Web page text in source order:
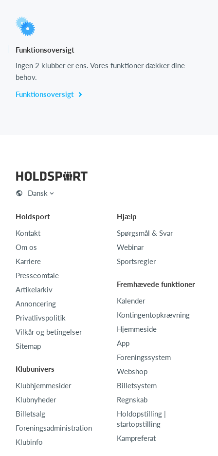
Funktionsoversigt
Ingen 2 klubber er ens. Vores funktioner dækker dine
behov.
Funktionsoversigt
Dansk
Holdsport
Kontakt
Om os
Karriere
Presseomtale
Artikelarkiv
Annoncering
Privatlivspolitik
Vilkår og betingelser
Sitemap
Klubunivers
Klubhjemmesider
Klubnyheder
Billetsalg
Foreningsadministration
Klubinfo
Hjælp
Spørgsmål & Svar
Webinar
Sportsregler
Fremhævede funktioner
Kalender
Kontingentopkrævning
Hjemmeside
App
Foreningssystem
Webshop
Billetsystem
Regnskab
Holdopstilling |
startopstilling
Kampreferat